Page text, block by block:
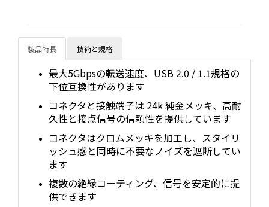
製品特長 技術と規格
最大5Gbpsの転送速度、USB 2.0 / 1.1規格の
下位互換性があります
コネクタと接触端子は 24k 純金メッキ、高耐
久性と接点信号の信頼性を提供しています
コネクタはクロムメッキを加工し、スタイリ
ッシュ感と同時に不要なノイズを遮断してい
ます
複数の絶縁コーティング、信号を安定的に提
供できます